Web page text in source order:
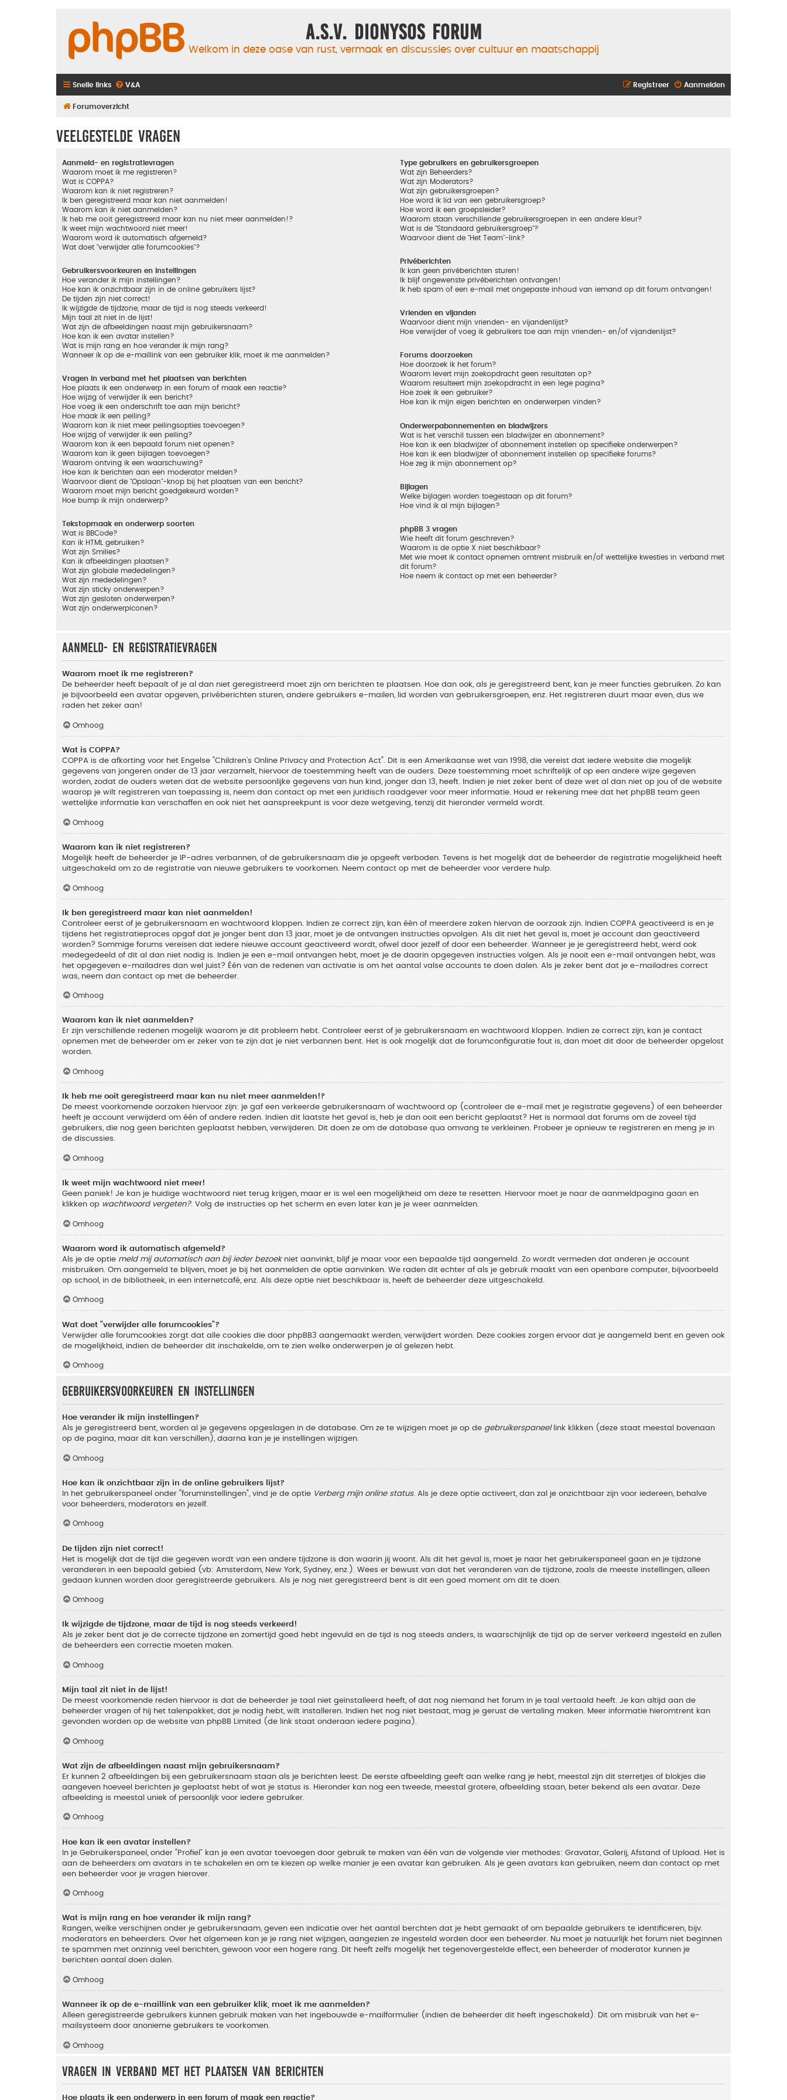
A.S.V. Dionysos Forum
Welkom in deze oase van rust, vermaak en discussies over cultuur en maatschappij
Snelle links V&A Aanmelden
Registreer
Forumoverzicht
Veelgestelde vragen
Aanmeld- en registratievragen
Waarom moet ik me registreren?
Wat is COPPA?
Waarom kan ik niet registreren?
Ik ben geregistreerd maar kan niet aanmelden!
Waarom kan ik niet aanmelden?
Ik heb me ooit geregistreerd maar kan nu niet meer aanmelden!?
Ik weet mijn wachtwoord niet meer!
Waarom word ik automatisch afgemeld?
Wat doet "verwijder alle forumcookies"?
Gebruikersvoorkeuren en instellingen
Hoe verander ik mijn instellingen?
Hoe kan ik onzichtbaar zijn in de online gebruikers lijst?
De tijden zijn niet correct!
Ik wijzigde de tijdzone, maar de tijd is nog steeds verkeerd!
Mijn taal zit niet in de lijst!
Wat zijn de afbeeldingen naast mijn gebruikersnaam?
Hoe kan ik een avatar instellen?
Wat is mijn rang en hoe verander ik mijn rang?
Wanneer ik op de e-maillink van een gebruiker klik, moet ik me aanmelden?
Vragen in verband met het plaatsen van berichten
Hoe plaats ik een onderwerp in een forum of maak een reactie?
Hoe wijzig of verwijder ik een bericht?
Hoe voeg ik een onderschrift toe aan mijn bericht?
Hoe maak ik een peiling?
Waarom kan ik niet meer peilingsopties toevoegen?
Hoe wijzig of verwijder ik een peiling?
Waarom kan ik een bepaald forum niet openen?
Waarom kan ik geen bijlagen toevoegen?
Waarom ontving ik een waarschuwing?
Hoe kan ik berichten aan een moderator melden?
Waarvoor dient de "Opslaan"-knop bij het plaatsen van een bericht?
Waarom moet mijn bericht goedgekeurd worden?
Hoe bump ik mijn onderwerp?
Tekstopmaak en onderwerp soorten
Wat is BBCode?
Kan ik HTML gebruiken?
Wat zijn Smilies?
Kan ik afbeeldingen plaatsen?
Wat zijn globale mededelingen?
Wat zijn mededelingen?
Wat zijn sticky onderwerpen?
Wat zijn gesloten onderwerpen?
Wat zijn onderwerpiconen?
Type gebruikers en gebruikersgroepen
Wat zijn Beheerders?
Wat zijn Moderators?
Wat zijn gebruikersgroepen?
Hoe word ik lid van een gebruikersgroep?
Hoe word ik een groepsleider?
Waarom staan verschillende gebruikersgroepen in een andere kleur?
Wat is de "Standaard gebruikersgroep"?
Waarvoor dient de "Het Team"-link?
Privéberichten
Ik kan geen privéberichten sturen!
Ik blijf ongewenste privéberichten ontvangen!
Ik heb spam of een e-mail met ongepaste inhoud van iemand op dit forum ontvangen!
Vrienden en vijanden
Waarvoor dient mijn vrienden- en vijandenlijst?
Hoe verwijder of voeg ik gebruikers toe aan mijn vrienden- en/of vijandenlijst?
Forums doorzoeken
Hoe doorzoek ik het forum?
Waarom levert mijn zoekopdracht geen resultaten op?
Waarom resulteert mijn zoekopdracht in een lege pagina?
Hoe zoek ik een gebruiker?
Hoe kan ik mijn eigen berichten en onderwerpen vinden?
Onderwerpabonnementen en bladwijzers
Wat is het verschil tussen een bladwijzer en abonnement?
Hoe kan ik een bladwijzer of abonnement instellen op specifieke onderwerpen?
Hoe kan ik een bladwijzer of abonnement instellen op specifieke forums?
Hoe zeg ik mijn abonnement op?
Bijlagen
Welke bijlagen worden toegestaan op dit forum?
Hoe vind ik al mijn bijlagen?
phpBB 3 vragen
Wie heeft dit forum geschreven?
Waarom is de optie X niet beschikbaar?
Met wie moet ik contact opnemen omtrent misbruik en/of wettelijke kwesties in verband met
dit forum?
Hoe neem ik contact op met een beheerder?
Aanmeld- en registratievragen
Waarom moet ik me registreren?
De beheerder heeft bepaalt of je al dan niet geregistreerd moet zijn om berichten te plaatsen. Hoe dan ook, als je geregistreerd bent, kan je meer functies gebruiken. Zo kan
je bijvoorbeeld een avatar opgeven, privéberichten sturen, andere gebruikers e-mailen, lid worden van gebruikersgroepen, enz. Het registreren duurt maar even, dus we
raden het zeker aan!
Omhoog
Wat is COPPA?
COPPA is de afkorting voor het Engelse "Children’s Online Privacy and Protection Act". Dit is een Amerikaanse wet van 1998, die vereist dat iedere website die mogelijk
gegevens van jongeren onder de 13 jaar verzamelt, hiervoor de toestemming heeft van de ouders. Deze toestemming moet schriftelijk of op een andere wijze gegeven
worden, zodat de ouders weten dat de website persoonlijke gegevens van hun kind, jonger dan 13, heeft. Indien je niet zeker bent of deze wet al dan niet op jou of de website
waarop je wilt registreren van toepassing is, neem dan contact op met een juridisch raadgever voor meer informatie. Houd er rekening mee dat het phpBB team geen
wettelijke informatie kan verschaffen en ook niet het aanspreekpunt is voor deze wetgeving, tenzij dit hieronder vermeld wordt.
Omhoog
Waarom kan ik niet registreren?
Mogelijk heeft de beheerder je IP-adres verbannen, of de gebruikersnaam die je opgeeft verboden. Tevens is het mogelijk dat de beheerder de registratie mogelijkheid heeft
uitgeschakeld om zo de registratie van nieuwe gebruikers te voorkomen. Neem contact op met de beheerder voor verdere hulp.
Omhoog
Ik ben geregistreerd maar kan niet aanmelden!
Controleer eerst of je gebruikersnaam en wachtwoord kloppen. Indien ze correct zijn, kan één of meerdere zaken hiervan de oorzaak zijn. Indien COPPA geactiveerd is en je
tijdens het registratieproces opgaf dat je jonger bent dan 13 jaar, moet je de ontvangen instructies opvolgen. Als dit niet het geval is, moet je account dan geactiveerd
worden? Sommige forums vereisen dat iedere nieuwe account geactiveerd wordt, ofwel door jezelf of door een beheerder. Wanneer je je geregistreerd hebt, werd ook
medegedeeld of dit al dan niet nodig is. Indien je een e-mail ontvangen hebt, moet je de daarin opgegeven instructies volgen. Als je nooit een e-mail ontvangen hebt, was
het opgegeven e-mailadres dan wel juist? Één van de redenen van activatie is om het aantal valse accounts te doen dalen. Als je zeker bent dat je e-mailadres correct
was, neem dan contact op met de beheerder.
Omhoog
Waarom kan ik niet aanmelden?
Er zijn verschillende redenen mogelijk waarom je dit probleem hebt. Controleer eerst of je gebruikersnaam en wachtwoord kloppen. Indien ze correct zijn, kan je contact
opnemen met de beheerder om er zeker van te zijn dat je niet verbannen bent. Het is ook mogelijk dat de forumconfiguratie fout is, dan moet dit door de beheerder opgelost
worden.
Omhoog
Ik heb me ooit geregistreerd maar kan nu niet meer aanmelden!?
De meest voorkomende oorzaken hiervoor zijn: je gaf een verkeerde gebruikersnaam of wachtwoord op (controleer de e-mail met je registratie gegevens) of een beheerder
heeft je account verwijderd om één of andere reden. Indien dit laatste het geval is, heb je dan ooit een bericht geplaatst? Het is normaal dat forums om de zoveel tijd
gebruikers, die nog geen berichten geplaatst hebben, verwijderen. Dit doen ze om de database qua omvang te verkleinen. Probeer je opnieuw te registreren en meng je in
de discussies.
Omhoog
Ik weet mijn wachtwoord niet meer!
Geen paniek! Je kan je huidige wachtwoord niet terug krijgen, maar er is wel een mogelijkheid om deze te resetten. Hiervoor moet je naar de aanmeldpagina gaan en
klikken op wachtwoord vergeten?. Volg de instructies op het scherm en even later kan je je weer aanmelden.
Omhoog
Waarom word ik automatisch afgemeld?
Als je de optie meld mij automatisch aan bij ieder bezoekniet aanvinkt, blijf je maar voor een bepaalde tijd aangemeld. Zo wordt vermeden dat anderen je account
misbruiken. Om aangemeld te blijven, moet je bij het aanmelden de optie aanvinken. We raden dit echter af als je gebruik maakt van een openbare computer, bijvoorbeeld
op school, in de bibliotheek, in een internetcafé, enz. Als deze optie niet beschikbaar is, heeft de beheerder deze uitgeschakeld.
Omhoog
Wat doet "verwijder alle forumcookies"?
Verwijder alle forumcookies zorgt dat alle cookies die door phpBB3 aangemaakt werden, verwijdert worden. Deze cookies zorgen ervoor dat je aangemeld bent en geven ook
de mogelijkheid, indien de beheerder dit inschakelde, om te zien welke onderwerpen je al gelezen hebt.
Omhoog
Gebruikersvoorkeuren en instellingen
Hoe verander ik mijn instellingen?
Als je geregistreerd bent, worden al je gegevens opgeslagen in de database. Om ze te wijzigen moet je op de gebruikerspaneellink klikken (deze staat meestal bovenaan
op de pagina, maar dit kan verschillen), daarna kan je je instellingen wijzigen.
Omhoog
Hoe kan ik onzichtbaar zijn in de online gebruikers lijst?
In het gebruikerspaneel onder "foruminstellingen", vind je de optie Verberg mijn online status. Als je deze optie activeert, dan zal je onzichtbaar zijn voor iedereen, behalve
voor beheerders, moderators en jezelf.
Omhoog
De tijden zijn niet correct!
Het is mogelijk dat de tijd die gegeven wordt van een andere tijdzone is dan waarin jij woont. Als dit het geval is, moet je naar het gebruikerspaneel gaan en je tijdzone
veranderen in een bepaald gebied (vb: Amsterdam, New York, Sydney, enz.). Wees er bewust van dat het veranderen van de tijdzone, zoals de meeste instellingen, alleen
gedaan kunnen worden door geregistreerde gebruikers. Als je nog niet geregistreerd bent is dit een goed moment om dit te doen.
Omhoog
Ik wijzigde de tijdzone, maar de tijd is nog steeds verkeerd!
Als je zeker bent dat je de correcte tijdzone en zomertijd goed hebt ingevuld en de tijd is nog steeds anders, is waarschijnlijk de tijd op de server verkeerd ingesteld en zullen
de beheerders een correctie moeten maken.
Omhoog
Mijn taal zit niet in de lijst!
De meest voorkomende reden hiervoor is dat de beheerder je taal niet geïnstalleerd heeft, of dat nog niemand het forum in je taal vertaald heeft. Je kan altijd aan de
beheerder vragen of hij het talenpakket, dat je nodig hebt, wilt installeren. Indien het nog niet bestaat, mag je gerust de vertaling maken. Meer informatie hieromtrent kan
gevonden worden op de website van phpBB Limited (de link staat onderaan iedere pagina).
Omhoog
Wat zijn de afbeeldingen naast mijn gebruikersnaam?
Er kunnen 2 afbeeldingen bij een gebruikersnaam staan als je berichten leest. De eerste afbeelding geeft aan welke rang je hebt, meestal zijn dit sterretjes of blokjes die
aangeven hoeveel berichten je geplaatst hebt of wat je status is. Hieronder kan nog een tweede, meestal grotere, afbeelding staan, beter bekend als een avatar. Deze
afbeelding is meestal uniek of persoonlijk voor iedere gebruiker.
Omhoog
Hoe kan ik een avatar instellen?
In je Gebruikerspaneel, onder “Profiel” kan je een avatar toevoegen door gebruik te maken van één van de volgende vier methodes: Gravatar, Galerij, Afstand of Upload. Het is
aan de beheerders om avatars in te schakelen en om te kiezen op welke manier je een avatar kan gebruiken. Als je geen avatars kan gebruiken, neem dan contact op met
een beheerder voor je vragen hierover.
Omhoog
Wat is mijn rang en hoe verander ik mijn rang?
Rangen, welke verschijnen onder je gebruikersnaam, geven een indicatie over het aantal berchten dat je hebt gemaakt of om bepaalde gebruikers te identificeren, bijv.
moderators en beheerders. Over het algemeen kan je je rang niet wijzigen, aangezien ze ingesteld worden door een beheerder. Nu moet je natuurlijk het forum niet beginnen
te spammen met onzinnig veel berichten, gewoon voor een hogere rang. Dit heeft zelfs mogelijk het tegenovergestelde effect, een beheerder of moderator kunnen je
berichten aantal doen dalen.
Omhoog
Wanneer ik op de e-maillink van een gebruiker klik, moet ik me aanmelden?
Alleen geregistreerde gebruikers kunnen gebruik maken van het ingebouwde e-mailformulier (indien de beheerder dit heeft ingeschakeld). Dit om misbruik van het e-
mailsysteem door anonieme gebruikers te voorkomen.
Omhoog
Vragen in verband met het plaatsen van berichten
Hoe plaats ik een onderwerp in een forum of maak een reactie?